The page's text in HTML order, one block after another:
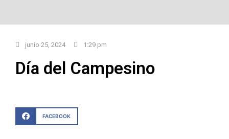
junio 25, 2024 1:29 pm
Día del Campesino
FACEBOOK